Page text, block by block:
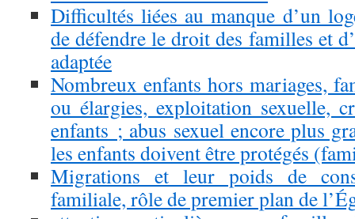
Difficultés liées au manque d’un
de défendre le droit des familles et
adaptée
Nombreux enfants hors mariages,
ou élargies, exploitation sexuelle,
enfants ; abus sexuel encore plus
les enfants doivent être protégés
Migrations et leur poids de
familiale, rôle de premier plan de